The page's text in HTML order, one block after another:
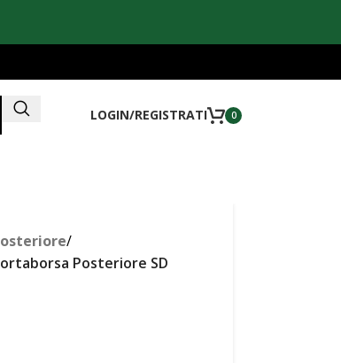
LOGIN/REGISTRATI 0
/
Posteriore SD